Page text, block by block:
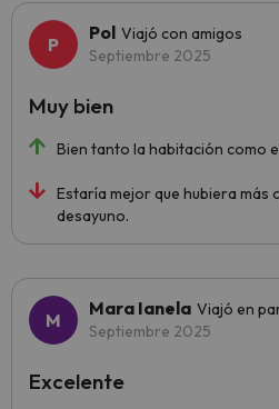
Pol Viajó con amigos
Septiembre 2025
Bien tanto la habitación como
Estaría mejor que hubiera más
desayuno.
Muy bien
Mara Ianela Viajó en
Septiembre 2025
Excelente